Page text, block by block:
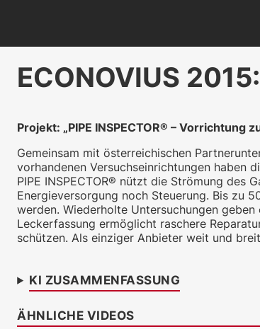
ECONOVIUS
Projekt: „PIPE INSPECTOR® – Vorrichtung
Gemeinsam mit österreichischen
vorhandenen Versuchseinrichtungen haben
PIPE INSPECTOR® nützt die Strömung des
Energieversorgung noch Steuerung. Bis zu
werden. Wiederholte Untersuchungen
Leckerfassung ermöglicht raschere
schützen. Als einziger Anbieter weit und
KI ZUSAMMENFASSUNG
ÄHNLICHE VIDEOS